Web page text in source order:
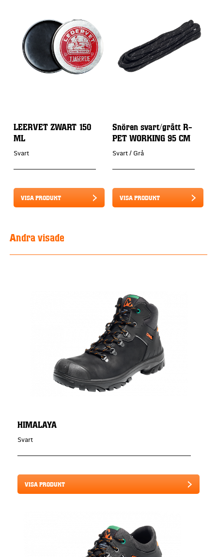
LEERVET ZWART 150
ML
Svart
VISA PRODUKT
Snören svart/grått R-
PET WORKING 95 CM
Svart / Grå
VISA PRODUKT
Andra visade
HIMALAYA
Svart
VISA PRODUKT